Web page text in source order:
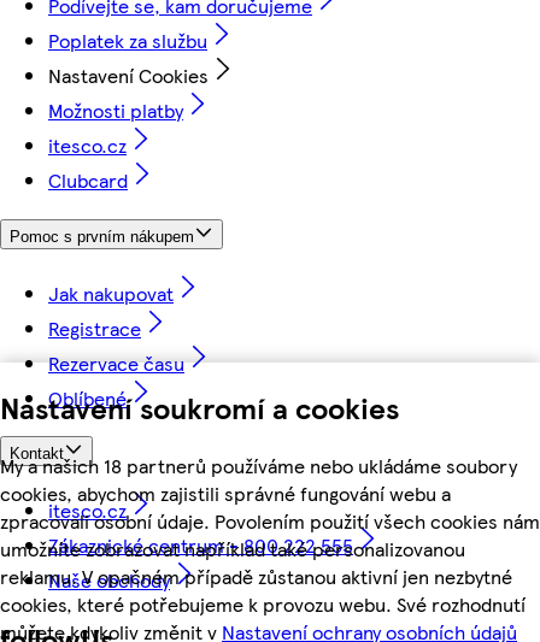
Nastavení soukromí a cookies
My a našich 18 partnerů používáme nebo ukládáme soubory
cookies, abychom zajistili správné fungování webu a
zpracovali osobní údaje. Povolením použití všech cookies nám
umožníte zobrazovat například také personalizovanou
reklamu. V opačném případě zůstanou aktivní jen nezbytné
cookies, které potřebujeme k provozu webu. Své rozhodnutí
můžete kdykoliv změnit v Nastavení ochrany osobních údajů
Podívejte se, kam doručujeme
Poplatek za službu
Nastavení Cookies
Možnosti platby
itesco.cz
Clubcard
Pomoc s prvním nákupem
Jak nakupovat
Registrace
Rezervace času
Oblíbené
Kontakt
itesco.cz
Zákaznické centrum - 800 222 555
Naše obchody